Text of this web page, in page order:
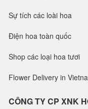
Sự tích các loài hoa
Điện hoa toàn quốc
Shop các loại hoa tươi
Flower Delivery in
CÔNG TY CP XNK